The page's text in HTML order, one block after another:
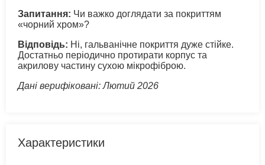
Запитання: Чи важко доглядати за покриттям
«чорний хром»?
Відповідь: Ні, гальванічне покриття дуже стійке.
Достатньо періодично протирати корпус та
акрилову частину сухою мікрофіброю.
Дані верифіковані: Лютий 2026
Характеристики